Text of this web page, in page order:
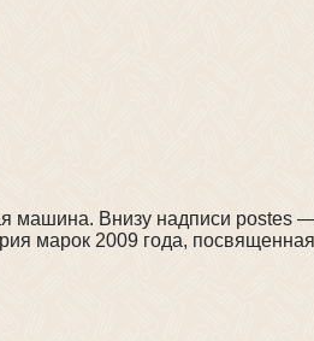
машина. Внизу надписи postes
марок 2009 года,